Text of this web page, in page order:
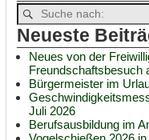
Neueste
Neues von der
Freundschaftsbesuch
Bürgermeister im
Juli 2026
Berufsausbildung im